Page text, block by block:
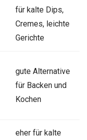
für kalte Dips,
Cremes, leichte
Gerichte
gute Alternative
für Backen und
Kochen
eher für kalte